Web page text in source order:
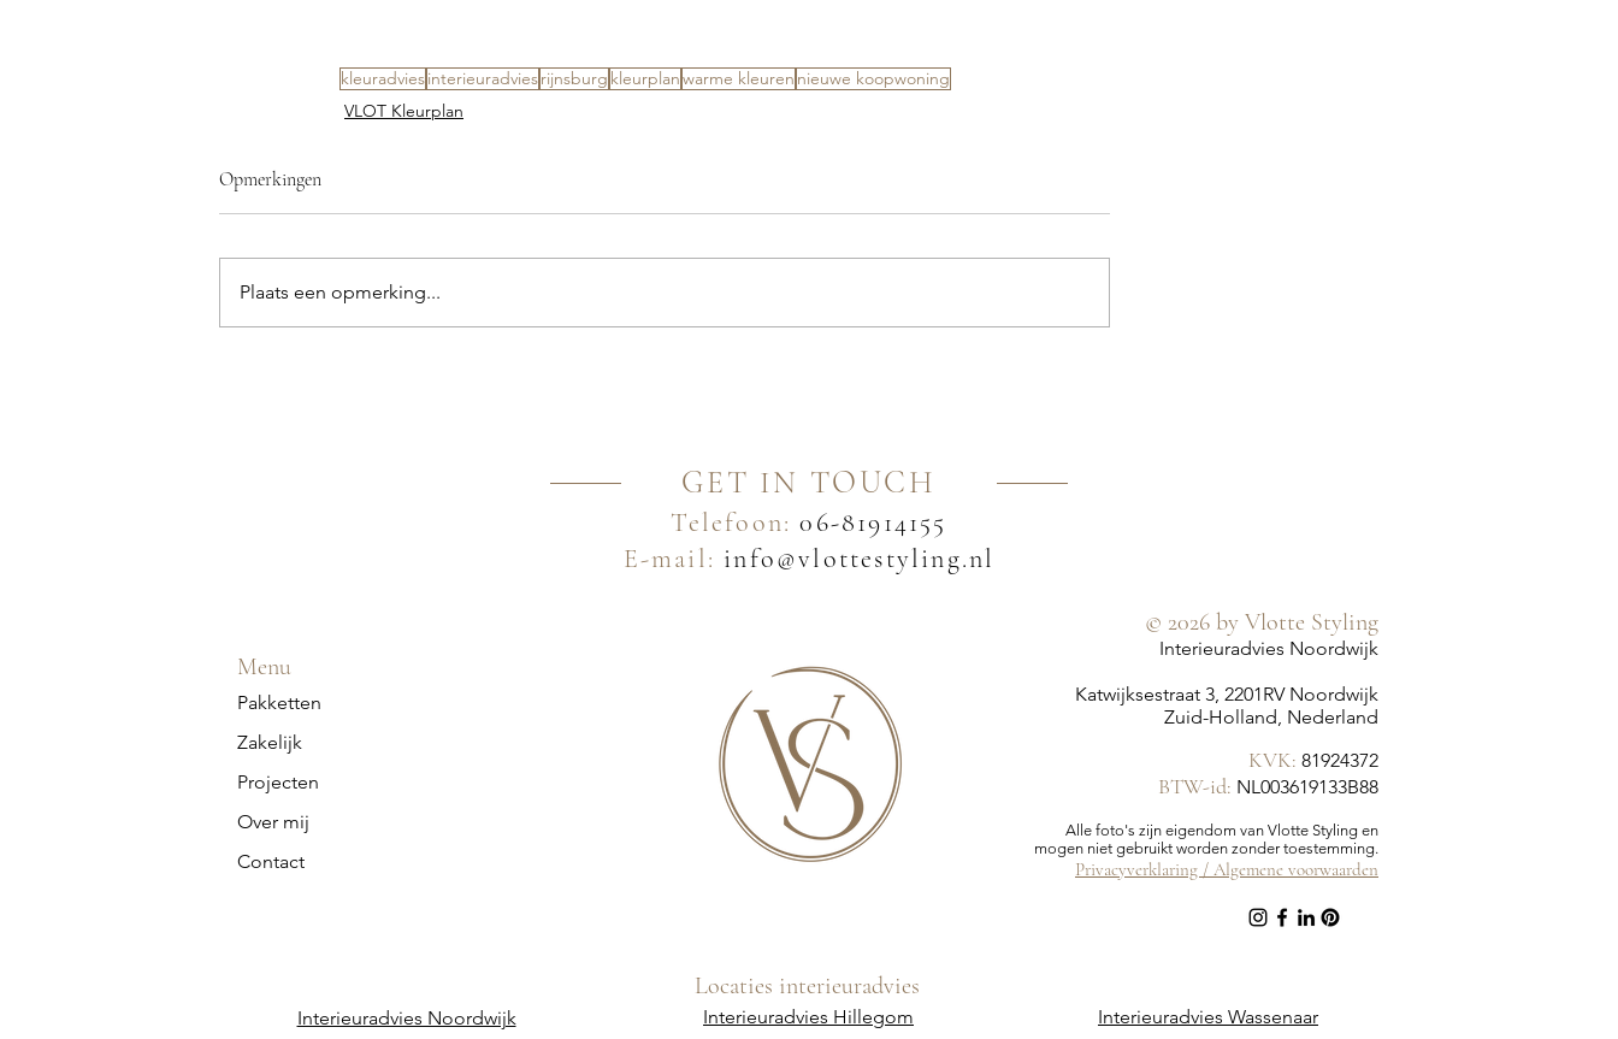
kleuradviesinterieuradviesrijnsburg kleurplanwarme kleuren nieuwe koopwoning
VLOT Kleurplan
Opmerkingen
Plaats een opmerking...
GET IN TOUCH
Telefoon: 06-81914155
E-mail: info@vlottestyling.nl
Menu
Pakketten
Zakelijk
Projecten
Over mij
Contact
© 2026 by Vlotte Styling
Interieuradvies Noordwijk
Katwijksestraat 3, 2201RV Noordwijk
Zuid-Holland, Nederland
KVK: 81924372
BTW-id: NL003619133B88
Alle foto's zijn eigendom van Vlotte Styling en
mogen niet gebruikt worden zonder toestemming.
Privacyverklaring / Algemene voorwaarden
Locaties interieuradvies
Interieuradvies Noordwijk
Interieuradvies Hillegom
Interieuradvies Wassenaar